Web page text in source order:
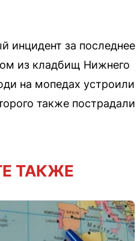
инцидент за последнее
из кладбищ Нижнего
на мопедах устроили
также пострадали
ТАКЖЕ